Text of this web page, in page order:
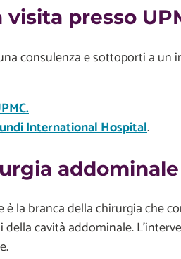
presso
consulenza e sottoporti a
International Hospital.
addominale
è la branca della chirurgia che
cavità addominale.